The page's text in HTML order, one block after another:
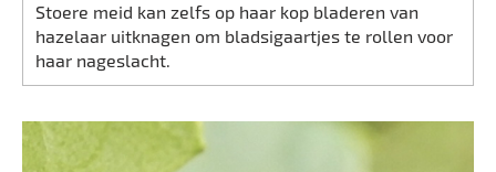
Stoere meid kan zelfs op haar kop bladeren van
hazelaar uitknagen om bladsigaartjes te rollen voor
haar nageslacht.